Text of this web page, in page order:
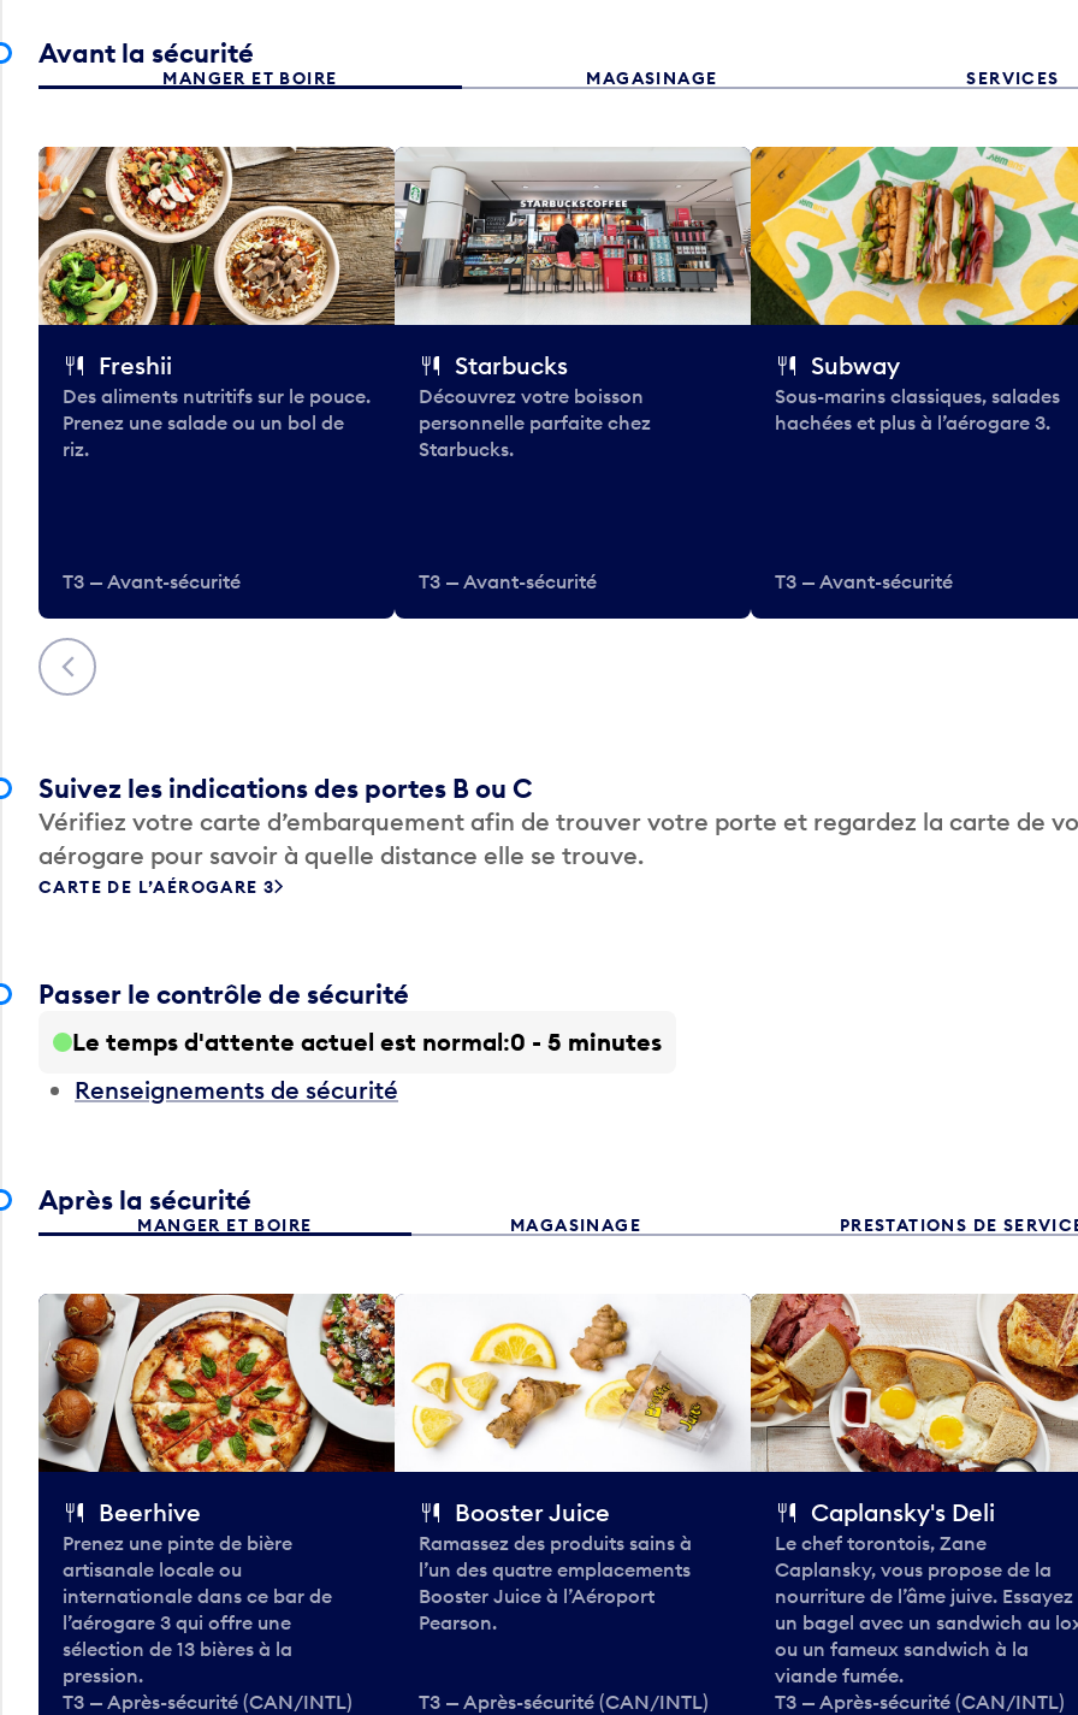
Avant la sécurité
MANGER ET BOIRE MAGASINAGE SERVICES
Précédent
Freshii
Des aliments nutritifs sur le pouce.
Prenez une salade ou un bol de
riz.
T3 — Avant-sécurité
Starbucks
Découvrez votre boisson
personnelle parfaite chez
Starbucks.
T3 — Avant-sécurité
Subway
Sous-marins classiques, salades
hachées et plus à l’aérogare 3.
T3 — Avant-sécurité
Suivez les indications des portes B ou C
Vérifiez votre carte d’embarquement afin de trouver votre porte et regardez la carte de
aérogare pour savoir à quelle distance elle se trouve.
CARTE DE L’AÉROGARE 3
Passer le contrôle de sécurité
Le temps d'attente actuel est normal 0 - 5 minutes
Renseignements de sécurité
Après la sécurité
MANGER ET BOIRE MAGASINAGE PRESTATIONS DE
Beerhive
Prenez une pinte de bière
artisanale locale ou
internationale dans ce bar de
l’aérogare 3 qui offre une
sélection de 13 bières à la
pression.
T3 — Après-sécurité (CAN/INTL)
Booster Juice
Ramassez des produits sains à
l’un des quatre emplacements
Booster Juice à l’Aéroport
Pearson.
T3 — Après-sécurité (CAN/INTL)
Caplansky's Deli
Le chef torontois, Zane
Caplansky, vous propose de la
nourriture de l’âme juive. Essayez
un bagel avec un sandwich au
ou un fameux sandwich à la
viande fumée.
T3 — Après-sécurité (CAN/INTL)